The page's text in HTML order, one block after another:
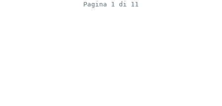
Pagina 1 di 11